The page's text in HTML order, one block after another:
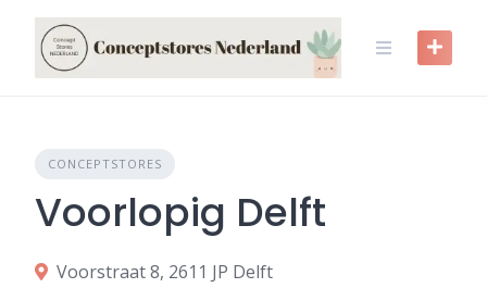
content
CONCEPTSTORES
Voorlopig Delft
Voorstraat 8, 2611 JP Delft